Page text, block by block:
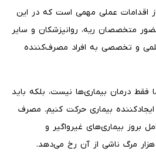
از اقدامات عملی مهمی است که در این
متخصصان ریه، روانپزشکان و سایر
و تخصصی به افراد مصرف‌کننده
فقط درمان بیماری‌ها نیست، بلکه باید
بیماری حرکت کنیم. مصرف
بروز بیماری‌های غیرواگیر و
مرگ ناشی از آن رخ می‌دهد.